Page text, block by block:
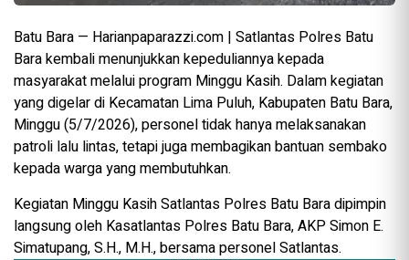
Batu Bara — Harianpaparazzi.com | Satlantas Polres Batu
Bara kembali menunjukkan kepeduliannya kepada
masyarakat melalui program Minggu Kasih. Dalam kegiatan
yang digelar di Kecamatan Lima Puluh, Kabupaten Batu Bara,
Minggu (5/7/2026), personel tidak hanya melaksanakan
patroli lalu lintas, tetapi juga membagikan bantuan sembako
kepada warga yang membutuhkan.
Kegiatan Minggu Kasih Satlantas Polres Batu Bara dipimpin
langsung oleh Kasatlantas Polres Batu Bara, AKP Simon E.
Simatupang, S.H., M.H., bersama personel Satlantas.